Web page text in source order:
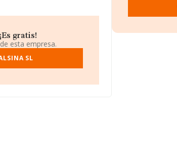
a los niveles de
ha perdido 154 puestos en
Kayxi Sociedad
de sectores son
S.L. En 2024, en el ranking
al 193.603. La lista de
Vinos S.LyAsombro
Claudio Rodriguez S.L. La
gratis!
esta empresa.
SL